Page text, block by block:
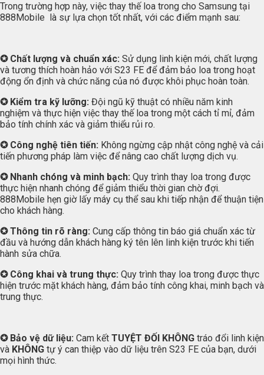
Trong trường hợp này, việc thay thế loa trong cho Samsung tại
888Mobile là sự lựa chọn tốt nhất, với các điểm mạnh sau:
✪ Chất lượng và chuẩn xác: Sử dụng linh kiện mới, chất lượng
và tương thích hoàn hảo với S23 FE để đảm bảo loa trong hoạt
động ổn định và chức năng của nó được khôi phục hoàn toàn.
✪ Kiểm tra kỹ lưỡng: Đội ngũ kỹ thuật có nhiều năm kinh
nghiệm và thực hiện việc thay thế loa trong một cách tỉ mỉ, đảm
bảo tính chính xác và giảm thiểu rủi ro.
✪ Công nghệ tiên tiến: Không ngừng cập nhật công nghệ và cải
tiến phương pháp làm việc để nâng cao chất lượng dịch vụ.
✪ Nhanh chóng và minh bạch: Quy trình thay loa trong được
thực hiện nhanh chóng để giảm thiểu thời gian chờ đợi.
888Mobile hẹn giờ lấy máy cụ thể sau khi tiếp nhận để thuận tiện
cho khách hàng.
✪ Thông tin rõ ràng: Cung cấp thông tin báo giá chuẩn xác từ
đầu và hướng dẫn khách hàng ký tên lên linh kiện trước khi tiến
hành sửa chữa.
✪ Công khai và trung thực: Quy trình thay loa trong được thực
hiện trước mặt khách hàng, đảm bảo tính công khai, minh bạch và
trung thực.
✪ Bảo vệ dữ liệu: Cam kết TUYỆT ĐỐI KHÔNG tráo đổi linh kiện
và KHÔNG tự ý can thiệp vào dữ liệu trên S23 FE của bạn, dưới
mọi hình thức.